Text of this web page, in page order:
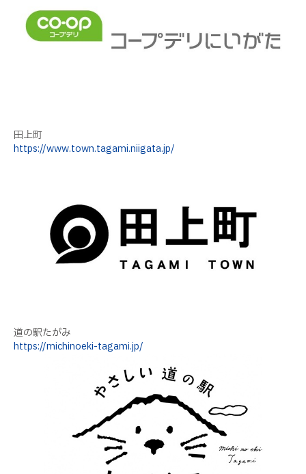
田上町
https://www.town.tagami.niigata.jp/
道の駅たがみ
https://michinoeki-tagami.jp/